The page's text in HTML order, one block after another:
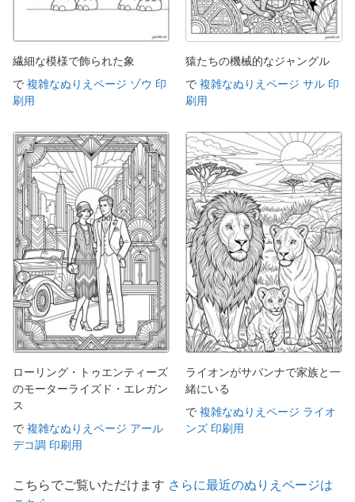
繊細な模様で飾られた象
で 複雑なぬりえページ ゾウ 印
刷用
猿たちの機械的なジャングル
で 複雑なぬりえページ サル 印
刷用
ローリング・トゥエンティーズ
のモーターライズド・エレガン
ス
で 複雑なぬりえページ アール
デコ調 印刷用
ライオンがサバンナで家族と一
緒にいる
で 複雑なぬりえページ ライオ
ンズ 印刷用
こちらでご覧いただけます さらに最近のぬりえページは